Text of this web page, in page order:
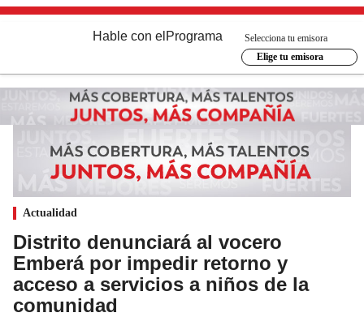
Hable con el Programa
Selecciona tu emisora
Elige tu emisora
Actualidad
Distrito denunciará al vocero
Emberá por impedir retorno y
acceso a servicios a niños de la
comunidad